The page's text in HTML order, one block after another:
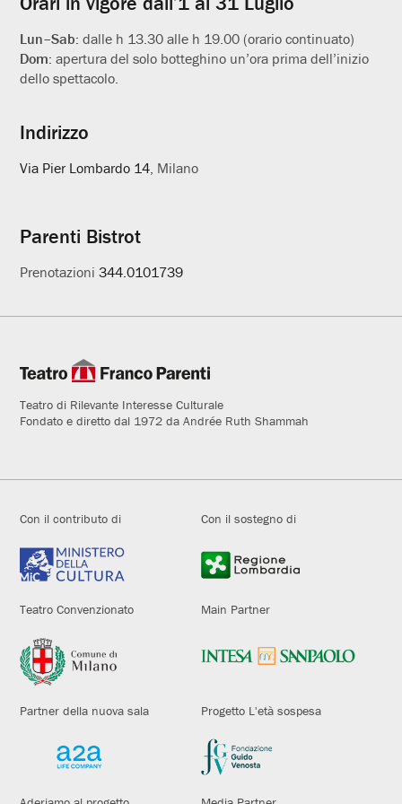
Lun–Sab:dalle h 13.30 alle h 19.00 (orario continuato)
Dom:apertura del solo botteghino un’ora prima dell’inizio
dello spettacolo.
Indirizzo
Via Pier Lombardo 14 , Milano
Parenti Bistrot
Prenotazioni344.0101739
Teatro di Rilevante Interesse Culturale
Fondato e diretto dal 1972 da Andrée Ruth Shammah
Con il contributo di Con il sostegno di
Teatro Convenzionato Main Partner
Partner della nuova sala Progetto L'età sospesa